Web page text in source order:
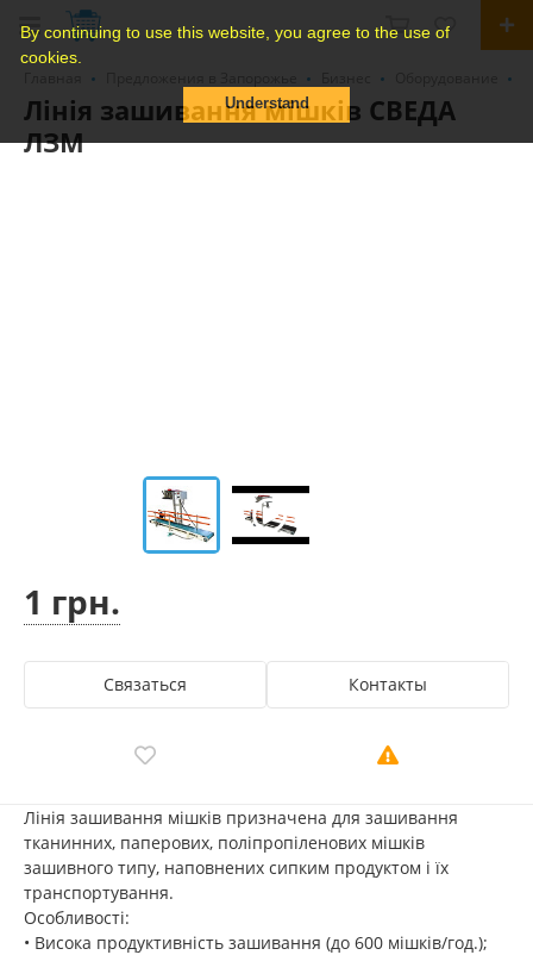
By continuing to use this website, you agree to the use of
cookies.
Understand
Лінія зашивання мішків СВЕДА
ЛЗМ
1 грн.
Связаться Контакты
Лінія зашивання мішків призначена для зашивання
тканинних, паперових, поліпропіленових мішків
зашивного типу, наповнених сипким продуктом і їх
транспортування.
Особливості:
• Висока продуктивність зашивання (до 600 мішків/год.);